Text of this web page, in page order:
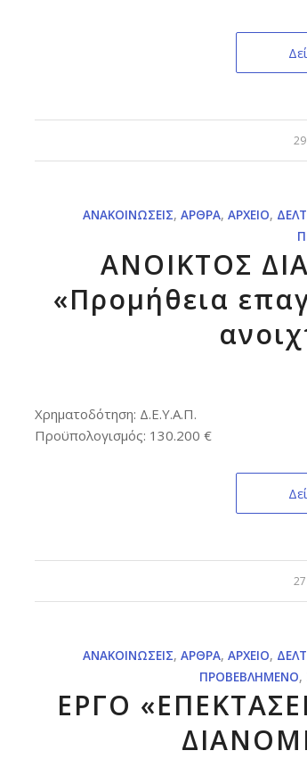
ΑΝΑΚΟΙΝΏΣΕΙΣ,ΆΡΘΡΑ,ΑΡΧΕΊΟ,
ΑΝΟΙΚΤΟΣ
«Προμήθεια
Χρηματοδότηση: Δ.Ε.Υ.Α.Π.
Προϋπολογισμός: 130.200 €
ΑΝΑΚΟΙΝΏΣΕΙΣ,ΆΡΘΡΑ,ΑΡΧΕΊΟ,
ΠΡΟΒΕΒΛΗΜΈΝΟ,
ΕΡΓΟ